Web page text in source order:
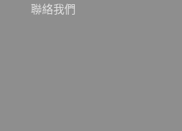
聯絡我們